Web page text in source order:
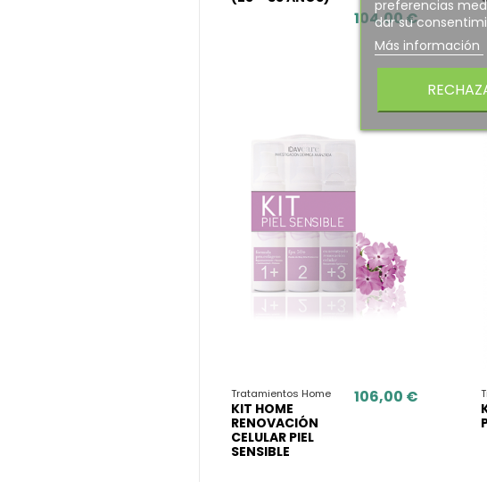
104,00 €
Tratamientos Home
KIT HOME
RENOVACIÓN
CELULAR PIEL
SENSIBLE
106,00 €
preferencias
dar su
Más información